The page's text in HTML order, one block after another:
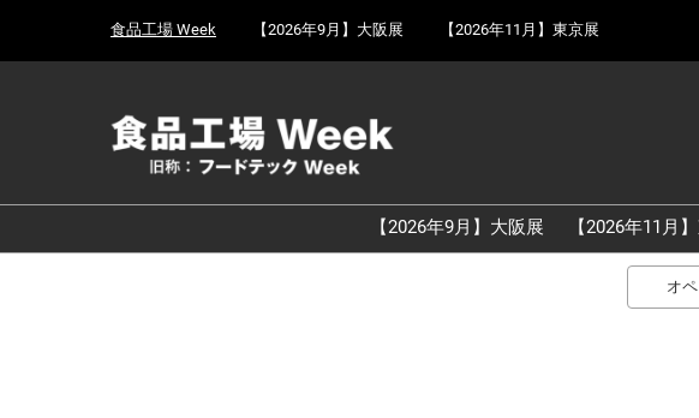
キ
し
to
食品工場 Week 【2026年9月】大阪展 【2026年11月】東京展
【2026年9月】大阪展 【2026年11月